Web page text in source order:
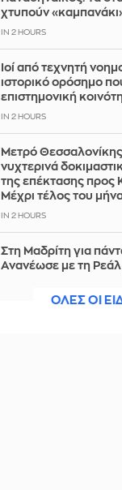
χτυπούν
IN 2 HOURS
Ιοί από τεχνητή
ιστορικό ορόσημο
επιστημονική
IN 2 HOURS
Μετρό
νυχτερινά
της επέκτασης προς
Μέχρι τέλος του
IN 2 HOURS
Στη Μαδρίτη για
Ανανέωσε με τη Ρεάλ
ΟΛΕΣ ΟΙ